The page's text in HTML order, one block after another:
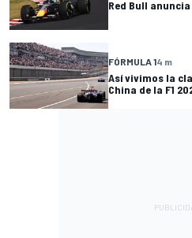
Red Bull
FÓRMULA 14 m
Así vivimos la
China de la F1